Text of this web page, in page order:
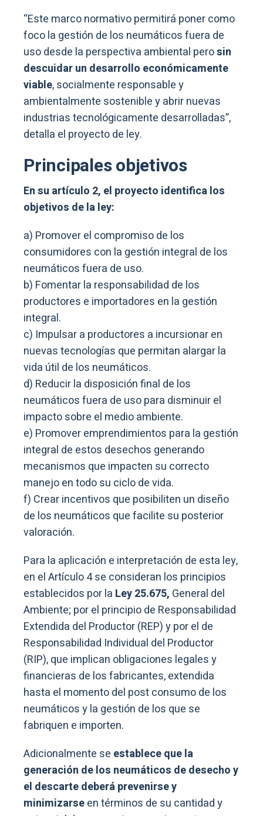
“Este marco normativo permitirá poner como
foco la gestión de los neumáticos fuera de
uso desde la perspectiva ambiental perosin
descuidar un desarrollo económicamente
viable, socialmente responsable y
ambientalmente sostenible y abrir nuevas
industrias tecnológicamente desarrolladas”,
detalla el proyecto de ley.
Principales objetivos
En su artículo 2, el proyecto identifica los
objetivos de la ley:
a) Promover el compromiso de los
consumidores con la gestión integral de los
neumáticos fuera de uso.
b) Fomentar la responsabilidad de los
productores e importadores en la gestión
integral.
c) Impulsar a productores a incursionar en
nuevas tecnologías que permitan alargar la
vida útil de los neumáticos.
d) Reducir la disposición final de los
neumáticos fuera de uso para disminuir el
impacto sobre el medio ambiente.
e) Promover emprendimientos para la gestión
integral de estos desechos generando
mecanismos que impacten su correcto
manejo en todo su ciclo de vida.
f) Crear incentivos que posibiliten un diseño
de los neumáticos que facilite su posterior
valoración.
Para la aplicación e interpretación de esta ley,
en el Artículo 4 se consideran los principios
establecidos por la Ley 25.675, General del
Ambiente; por el principio de Responsabilidad
Extendida del Productor (REP) y por el de
Responsabilidad Individual del Productor
(RIP), que implican obligaciones legales y
financieras de los fabricantes, extendida
hasta el momento del post consumo de los
neumáticos y la gestión de los que se
fabriquen e importen.
Adicionalmente se establece que la
generación de los neumáticos de desecho y
el descarte deberá prevenirse y
minimizarseen términos de su cantidad y